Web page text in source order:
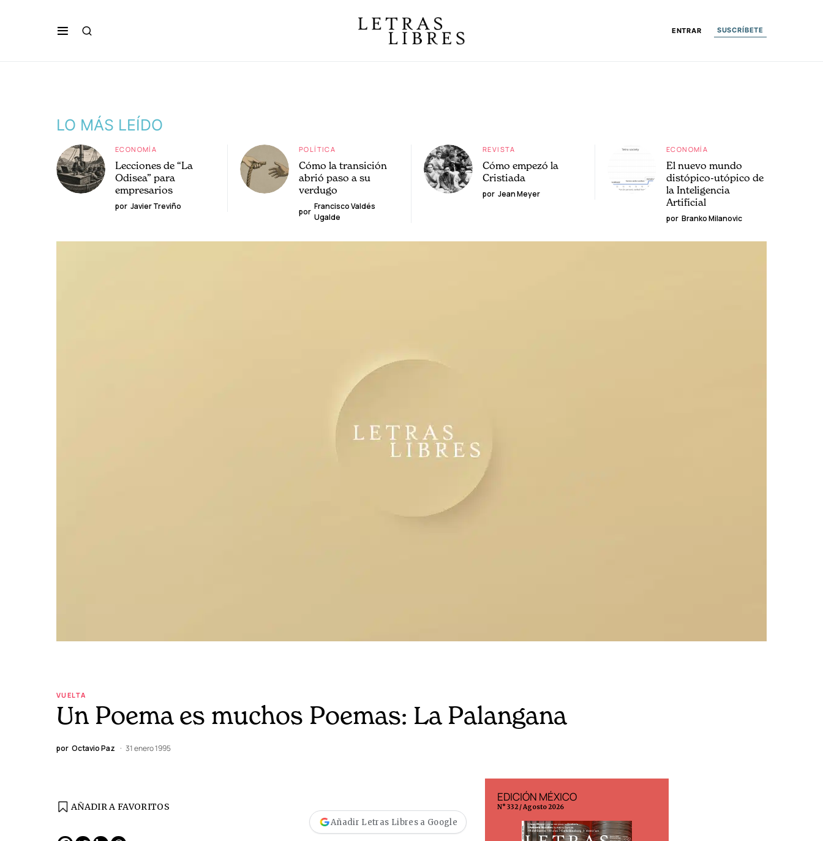
ENTRAR SUSCRÍBETE
LO MÁS LEÍDO
ECONOMÍA
Lecciones de “La
Odisea” para
empresarios
por Javier Treviño
POLÍTICA
Cómo la transición
abrió paso a su
verdugo
por
Francisco Valdés
Ugalde
REVISTA
Cómo empezó la
Cristiada
por Jean Meyer
ECONOMÍA
El nuevo mundo
distópico-utópico de
la Inteligencia
Artificial
por Branko Milanovic
VUELTA
Un Poema es muchos Poemas: La Palangana
por Octavio Paz 31 enero 1995
AÑADIR A FAVORITOS
Añadir Letras Libres a Google
EDICIÓN MÉXICO
N° 332 / Agosto 2026